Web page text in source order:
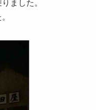
ました。